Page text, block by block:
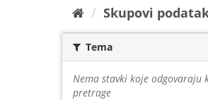
Skupovi
Tema
Nema stavki koje
pretrage